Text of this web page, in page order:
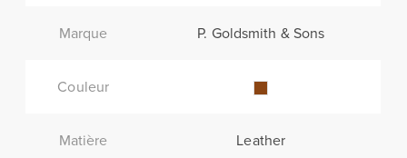
Marque P. Goldsmith & Sons
Couleur
Matière Leather